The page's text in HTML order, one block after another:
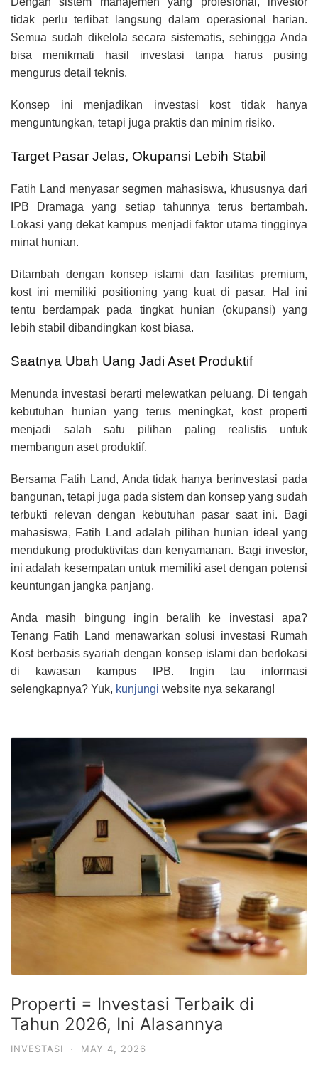
tidak perlu terlibat langsung dalam operasional harian.
Semua sudah dikelola secara sistematis, sehingga Anda
bisa menikmati hasil investasi tanpa harus pusing
mengurus detail teknis.
Konsep ini menjadikan investasi kost tidak hanya
menguntungkan, tetapi juga praktis dan minim risiko.
Target Pasar Jelas, Okupansi Lebih Stabil
Fatih Land menyasar segmen mahasiswa, khususnya dari
IPB Dramaga yang setiap tahunnya terus bertambah.
Lokasi yang dekat kampus menjadi faktor utama tingginya
minat hunian.
Ditambah dengan konsep islami dan fasilitas premium,
kost ini memiliki positioning yang kuat di pasar. Hal ini
tentu berdampak pada tingkat hunian (okupansi) yang
lebih stabil dibandingkan kost biasa.
Saatnya Ubah Uang Jadi Aset Produktif
Menunda investasi berarti melewatkan peluang. Di tengah
kebutuhan hunian yang terus meningkat, kost properti
menjadi salah satu pilihan paling realistis untuk
membangun aset produktif.
Bersama Fatih Land, Anda tidak hanya berinvestasi pada
bangunan, tetapi juga pada sistem dan konsep yang sudah
terbukti relevan dengan kebutuhan pasar saat ini.
Bagi
mahasiswa, Fatih Land adalah pilihan hunian ideal yang
mendukung produktivitas dan kenyamanan. Bagi investor,
ini adalah kesempatan untuk memiliki aset dengan potensi
keuntungan jangka panjang.
Anda masih bingung ingin beralih ke investasi apa?
Tenang Fatih Land menawarkan solusi investasi Rumah
Kost berbasis syariah dengan konsep islami dan berlokasi
di kawasan kampus IPB. Ingin tau informasi
selengkapnya? Yuk, kunjungi website nya sekarang!
Properti = Investasi Terbaik di
Tahun 2026, Ini Alasannya
INVESTASI · MAY 4, 2026